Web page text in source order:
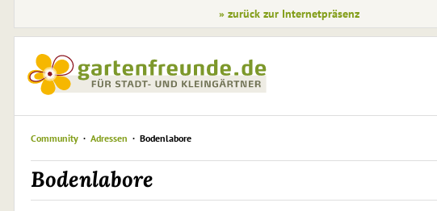
» zurück zur Internetpräsenz
Community Adressen Bodenlabore
Bodenlabore